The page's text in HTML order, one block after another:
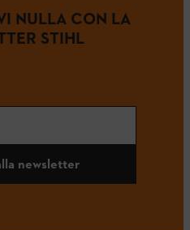
NULLA CON LA
STIHL
newsletter